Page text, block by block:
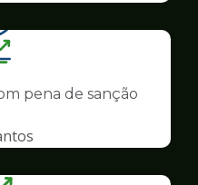
pena de sanção